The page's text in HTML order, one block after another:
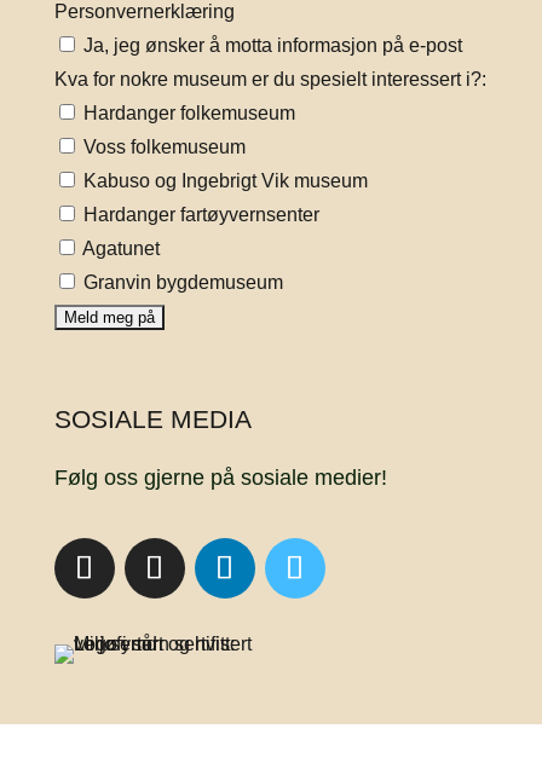
Personvernerklæring
Ja, jeg ønsker å motta informasjon på e-post
Kva for nokre museum er du spesielt interessert i?:
Hardanger folkemuseum
Voss folkemuseum
Kabuso og Ingebrigt Vik museum
Hardanger fartøyvernsenter
Agatunet
Granvin bygdemuseum
SOSIALE MEDIA
Følg oss gjerne på sosiale medier!